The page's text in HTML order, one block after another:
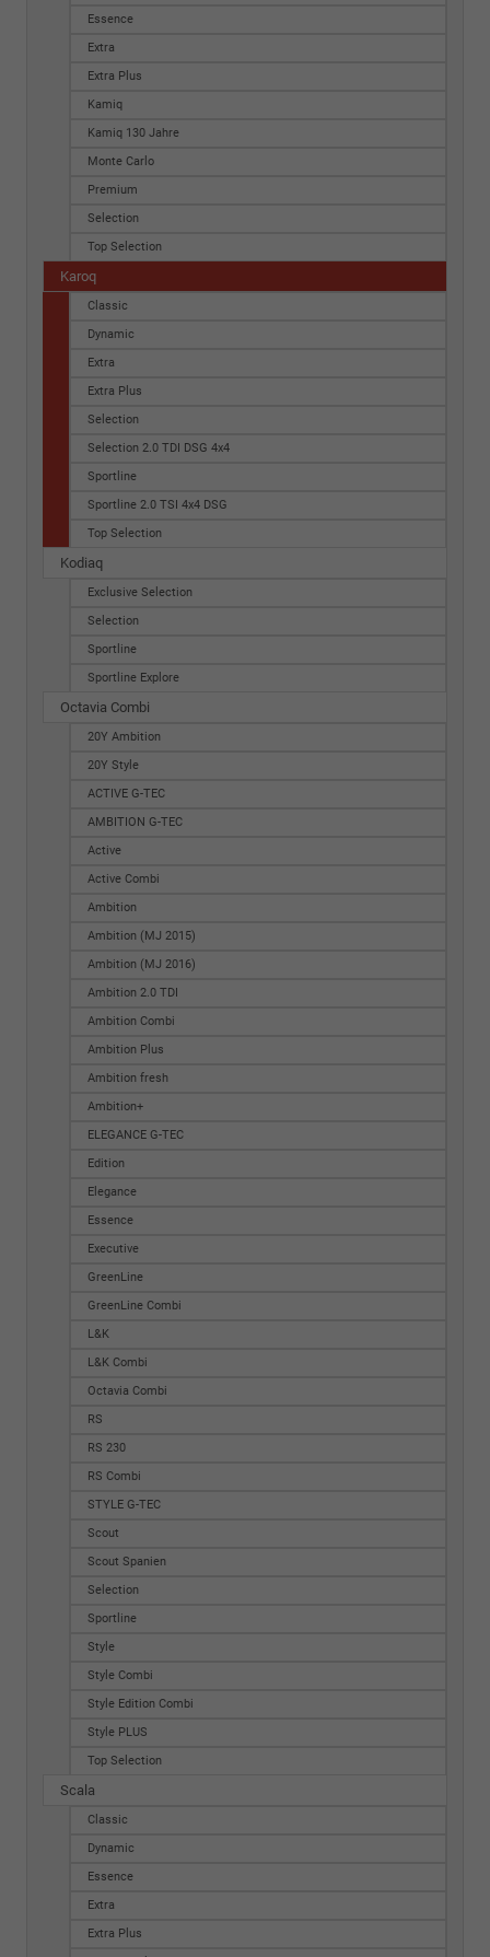
Essence
Extra
Extra Plus
Kamiq
Kamiq 130 Jahre
Monte Carlo
Premium
Selection
Top Selection
Karoq
Classic
Dynamic
Extra
Extra Plus
Selection
Selection 2.0 TDI DSG 4x4
Sportline
Sportline 2.0 TSI 4x4 DSG
Top Selection
Kodiaq
Exclusive Selection
Selection
Sportline
Sportline Explore
Octavia Combi
20Y Ambition
20Y Style
ACTIVE G-TEC
AMBITION G-TEC
Active
Active Combi
Ambition
Ambition (MJ 2015)
Ambition (MJ 2016)
Ambition 2.0 TDI
Ambition Combi
Ambition Plus
Ambition fresh
Ambition+
ELEGANCE G-TEC
Edition
Elegance
Essence
Executive
GreenLine
GreenLine Combi
L&K
L&K Combi
Octavia Combi
RS
RS 230
RS Combi
STYLE G-TEC
Scout
Scout Spanien
Selection
Sportline
Style
Style Combi
Style Edition Combi
Style PLUS
Top Selection
Scala
Classic
Dynamic
Essence
Extra
Extra Plus